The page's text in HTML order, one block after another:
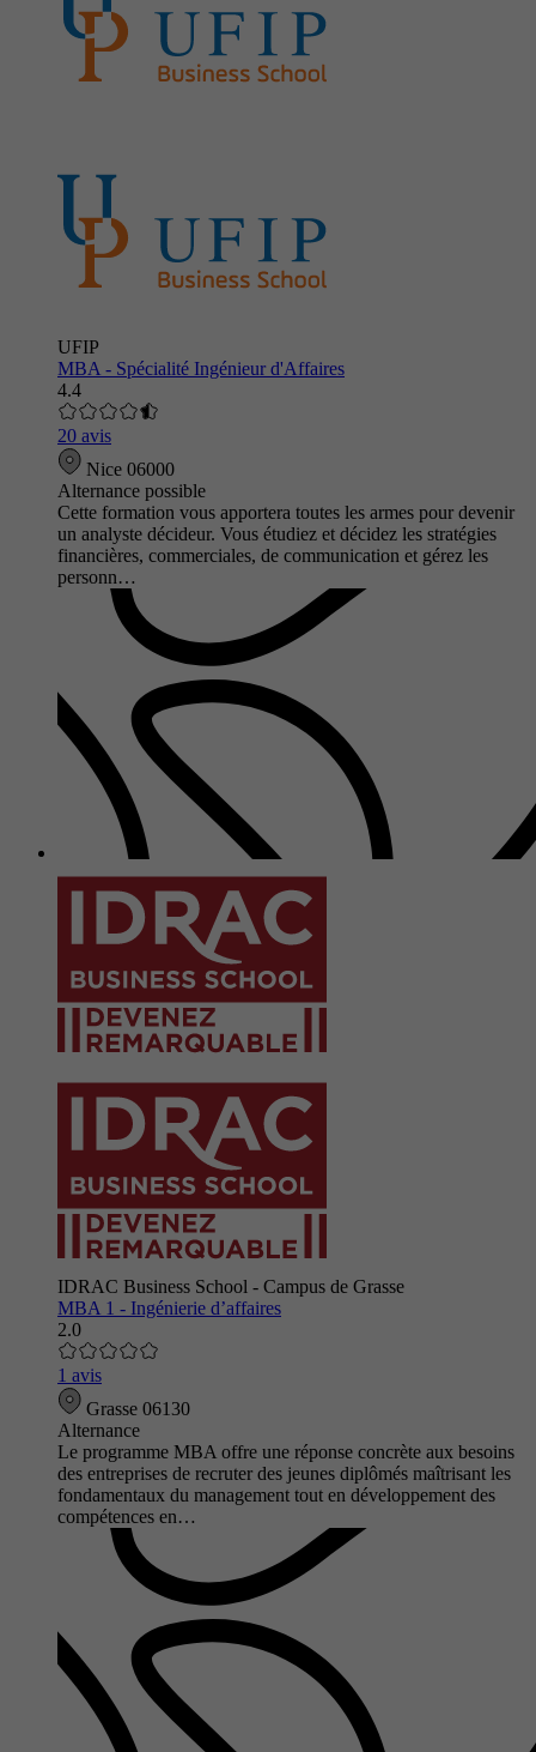
UFIP
MBA - Spécialité Ingénieur d'Affaires
4.4
20 avis
Nice 06000
Alternance possible
Cette formation vous apportera toutes les armes pour devenir
un analyste décideur. Vous étudiez et décidez les stratégies
financières, commerciales, de communication et gérez les
personn…
IDRAC Business School - Campus de Grasse
MBA 1 - Ingénierie d’affaires
2.0
1 avis
Grasse 06130
Alternance
Le programme MBA offre une réponse concrète aux besoins
des entreprises de recruter des jeunes diplômés maîtrisant les
fondamentaux du management tout en développement des
compétences en…